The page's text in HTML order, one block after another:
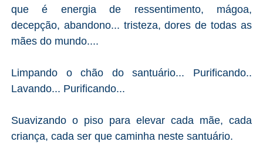
que é energia de ressentimento, mágoa,
decepção, abandono... tristeza, dores de todas as
mães do mundo....
Limpando o chão do santuário... Purificando..
Lavando... Purificando...
Suavizando o piso para elevar cada mãe, cada
criança, cada ser que caminha neste santuário.